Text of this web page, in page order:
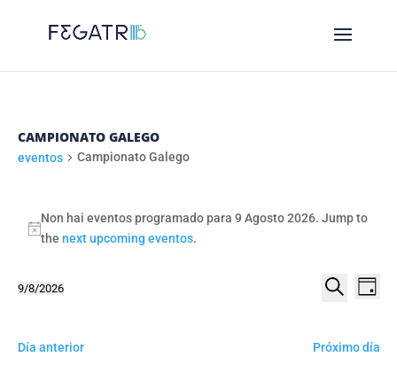
CAMPIONATO GALEGO
eventos Campionato Galego
FOR
AGOSTO
Notice
Non hai eventos programado para 9 Agosto 2026. Jump to
thenext upcoming eventos.
DE
DE
Day
9/8/2026
Día anterior
Próximo día